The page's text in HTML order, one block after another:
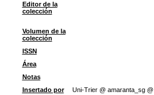
Editor de la
colección
Volumen de la
colección
ISSN
Área
Notas
Insertado por
Uni-Trier @ amaranta_sg @